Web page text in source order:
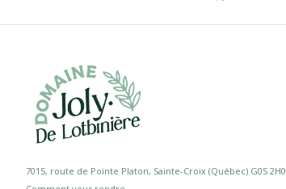
7015, route de Pointe Platon, Sainte-Croix (Québec) G0S 2H0